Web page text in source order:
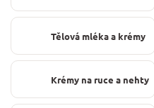
Tělová mléka a krémy
Krémy na ruce a nehty